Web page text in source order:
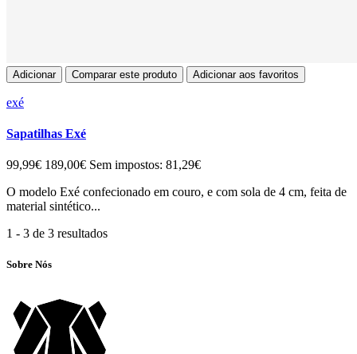
Adicionar Comparar este produto Adicionar aos favoritos
exé
Sapatilhas Exé
99,99€ 189,00€ Sem impostos: 81,29€
O modelo Exé confecionado em couro, e com sola de 4 cm, feita de
material sintético...
1 - 3 de 3 resultados
Sobre Nós